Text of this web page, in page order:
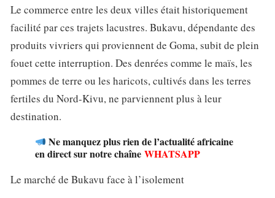
Le commerce entre les deux villes était historiquement
facilité par ces trajets lacustres. Bukavu, dépendante des
produits vivriers qui proviennent de Goma, subit de plein
fouet cette interruption. Des denrées comme le maïs, les
pommes de terre ou les haricots, cultivés dans les terres
fertiles du Nord-Kivu, ne parviennent plus à leur
destination.
Ne manquez plus rien de l’actualité africaine
en direct sur notre chaîne WHATSAPP
Le marché de Bukavu face à l’isolement